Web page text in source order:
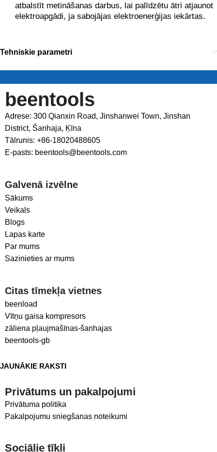
atbalstīt metināšanas darbus, lai palīdzētu ātri atjaunot
elektroapgādi, ja sabojājas elektroenerģijas iekārtas.
Tehniskie parametri
beentools
Adrese: 300 Qianxin Road, Jinshanwei Town, Jinshan
District, Šanhaja, Ķīna
Tālrunis: +86-18020488605
E-pasts: beentools@beentools.com
Galvenā izvēlne
Sākums
Veikals
Blogs
Lapas karte
Par mums
Sazinieties ar mums
Citas tīmekļa vietnes
beenload
Vītņu gaisa kompresors
zāliena pļaujmašīnas-šanhajas
beentools-gb
JAUNĀKIE RAKSTI
Privātums un pakalpojumi
Privātuma politika
Pakalpojumu sniegšanas noteikumi
Sociālie tīkli